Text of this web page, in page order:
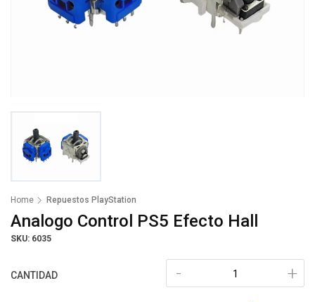
Home Repuestos PlayStation
Analogo Control PS5 Efecto Hall
SKU: 6035
CANTIDAD +
-